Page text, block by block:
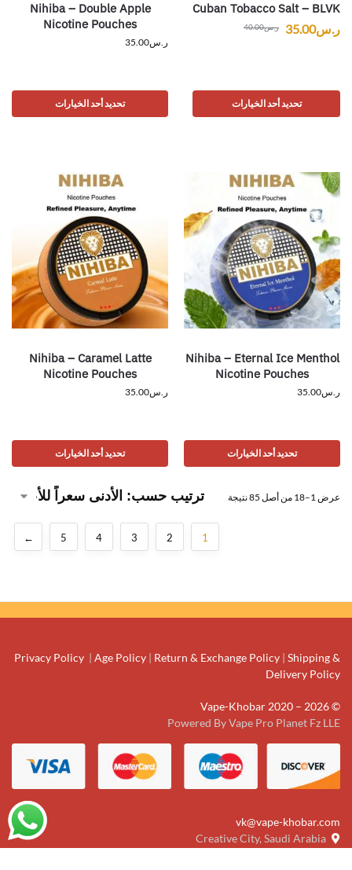
Cuban Tobacco Salt – BLVK
ر.س40.00 ر.س35.00
تحديد أحد الخيارات
Nihiba – Double Apple
Nicotine Pouches
ر.س35.00
تحديد أحد الخيارات
Nihiba – Eternal Ice Menthol
Nicotine Pouches
ر.س35.00
تحديد أحد الخيارات
Nihiba – Caramel Latte
Nicotine Pouches
ر.س35.00
تحديد أحد الخيارات
عرض 1–18 من أصل 85 نتيجة
1
2
3
4
5
←
Privacy Policy | Age Policy | Return & Exchange Policy | Shipping &
Delivery Policy
© Vape-Khobar 2020 – 2026
Powered By Vape Pro Planet Fz LLE
vk@vape-khobar.com